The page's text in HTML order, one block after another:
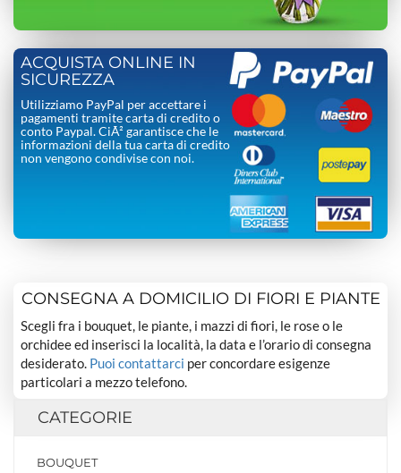
ACQUISTA ONLINE IN
SICUREZZA
Utilizziamo PayPal per accettare i
pagamenti tramite carta di credito o
conto Paypal. CiÃ² garantisce che le
informazioni della tua carta di credito
non vengono condivise con noi.
CONSEGNA A DOMICILIO DI FIORI E PIANTE
Scegli fra i bouquet, le piante, i mazzi di fiori, le rose o le
orchidee ed inserisci la località, la data e l’orario di consegna
desiderato. Puoi contattarci per concordare esigenze
particolari a mezzo telefono.
CATEGORIE
BOUQUET